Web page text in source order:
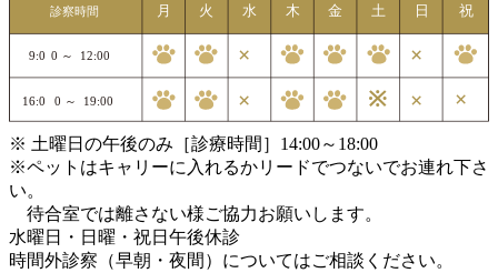
※ 土曜日の午後のみ［診療時間］14:00～18:00
※ペットはキャリーに入れるかリードでつないでお連れ下さ
い。
待合室では離さない様ご協力お願いします。
水曜日・日曜・祝日午後休診
時間外診察（早朝・夜間）についてはご相談ください。